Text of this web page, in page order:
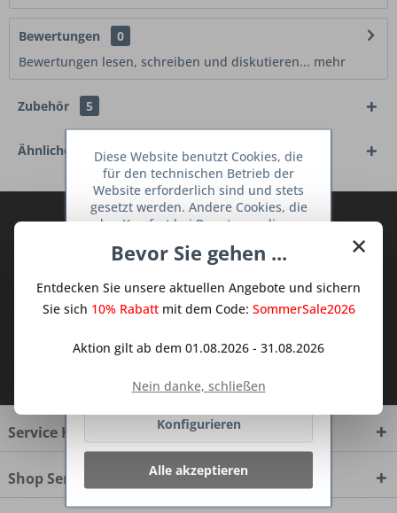
Bewertungen
0
Bewertungen lesen, schreiben und diskutieren... mehr
Zubehör 5
Ähnliche Artikel
Abonnieren Sie den kostenlosen Deine
Sie keine Neuigkeit oder Aktion mehr aus
dem Traum Küchen - Shop.
Ich habe dieDatenschutzbestimmungen
zur Kenntnis genommen.
Service Hotline
Shop Service
×
Bevor Sie gehen ...
Entdecken Sie unsere aktuellen Angebote und sichern
Sie sich 10% Rabattmit dem Code: SommerSale2026
Aktion gilt ab dem 01.08.2026 - 31.08.2026
Nein danke, schließen
Diese Website benutzt Cookies, die
für den technischen Betrieb der
Website erforderlich sind und stets
gesetzt werden. Andere Cookies, die
den Komfort bei Benutzung dieser
dienen oder die Interaktion mit
Netzwerken vereinfachen sollen,
werden nur mit Ihrer Zustimmung
Ablehnen
Konfigurieren
Alle akzeptieren